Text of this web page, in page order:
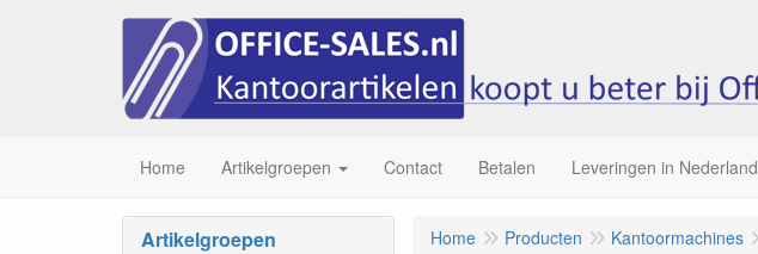
Home Artikelgroepen Contact Betalen Leveringen in Nederland
Artikelgroepen Home Producten Kantoormachines